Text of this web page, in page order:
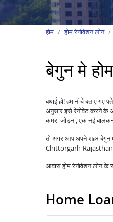
होम होम रेनोवेशन लोन
बेगुन मे
बधाई हो! हम नीचे बताए
अनुसार इसे रेनोवेट करने के
कमरा जोड़ना, एक नई
तो अगर आप अपने शहर
Chittorgarh-Rajasthan
आवास होम रेनोवेशन लोन
Home